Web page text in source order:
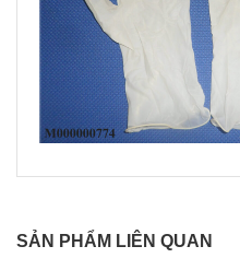
SẢN PHẨM LIÊN QUAN